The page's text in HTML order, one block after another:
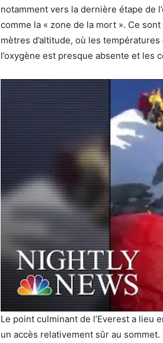
notamment vers la dernière étape de
comme la « zone de la mort ». Ce
mètres d’altitude, où les
l’oxygène est presque absente et les
Le point culminant de l’Everest a
un accès relativement sûr au